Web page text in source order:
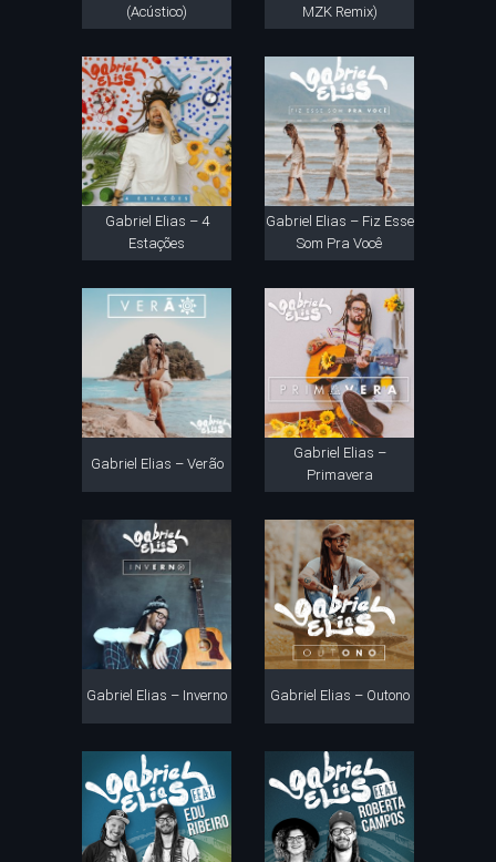
(Acústico)
MZK Remix)
Gabriel Elias – 4
Estações
Gabriel Elias – Fiz Esse
Som Pra Você
Gabriel Elias – Verão
Gabriel Elias –
Primavera
Gabriel Elias – Inverno Gabriel Elias – Outono